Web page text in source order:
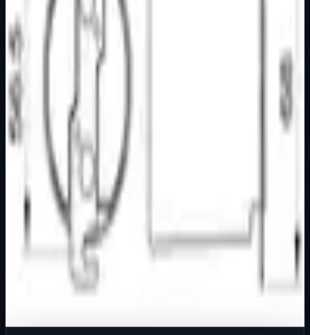
Prezentacijski prikaz bez cijena, košarice, zaliha i
kupovine.
Kratak pregled
Grlo E-40 porculan 16 A 250 V~ IEC 60061 Porculansko
Za žarulje sa podnožjem E40/45 Sa metalnim nosačem
Dostupno za kupnju u internetskoj trgovini Živić-
Elektro
Kupovina
Ovaj proizvod možete kupiti u našoj internetskoj trgovini.
Za kompletnu dostupnost i internetsku kupnju posjetite